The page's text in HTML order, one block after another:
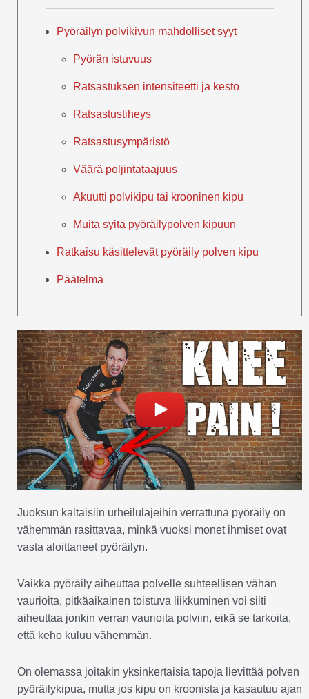
Pyöräilyn polvikivun mahdolliset syyt
Pyörän istuvuus
Ratsastuksen intensiteetti ja kesto
Ratsastustiheys
Ratsastusympäristö
Väärä poljintataajuus
Akuutti polvikipu tai krooninen kipu
Muita syitä pyöräilypolven kipuun
Ratkaisu käsittelevät pyöräily polven kipu
Päätelmä
Juoksun kaltaisiin urheilulajeihin verrattuna pyöräily on
vähemmän rasittavaa, minkä vuoksi monet ihmiset ovat
vasta aloittaneet pyöräilyn.
Vaikka pyöräily aiheuttaa polvelle suhteellisen vähän
vaurioita, pitkäaikainen toistuva liikkuminen voi silti
aiheuttaa jonkin verran vaurioita polviin, eikä se tarkoita,
että keho kuluu vähemmän.
On olemassa joitakin yksinkertaisia tapoja lievittää polven
pyöräilykipua, mutta jos kipu on kroonista ja kasautuu ajan